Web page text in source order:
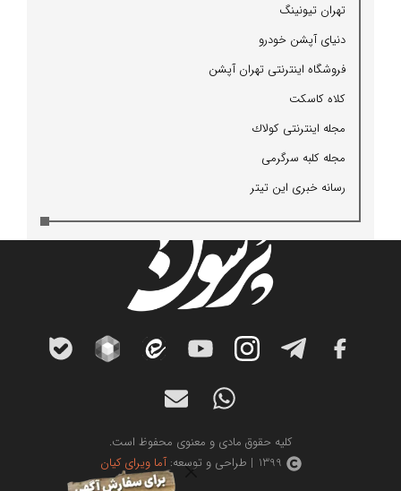
تهران تیونینگ
دنیای آپشن خودرو
فروشگاه اینترنتی تهران آپشن
كلاه كاسكت
مجله اینترنتی كولاك
مجله كلبه سرگرمی
رسانه خبری این تیتر
کلیه حقوق مادی و معنوی محفوظ است.
1399 | طراحی و توسعه:
آما ویرای کیان